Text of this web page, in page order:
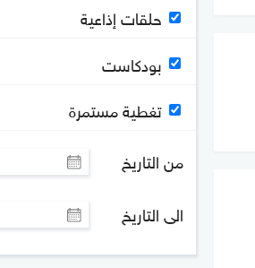
حلقات إذاعية
بودكاست
تغطية مستمرة
من التاريخ
الى التاريخ